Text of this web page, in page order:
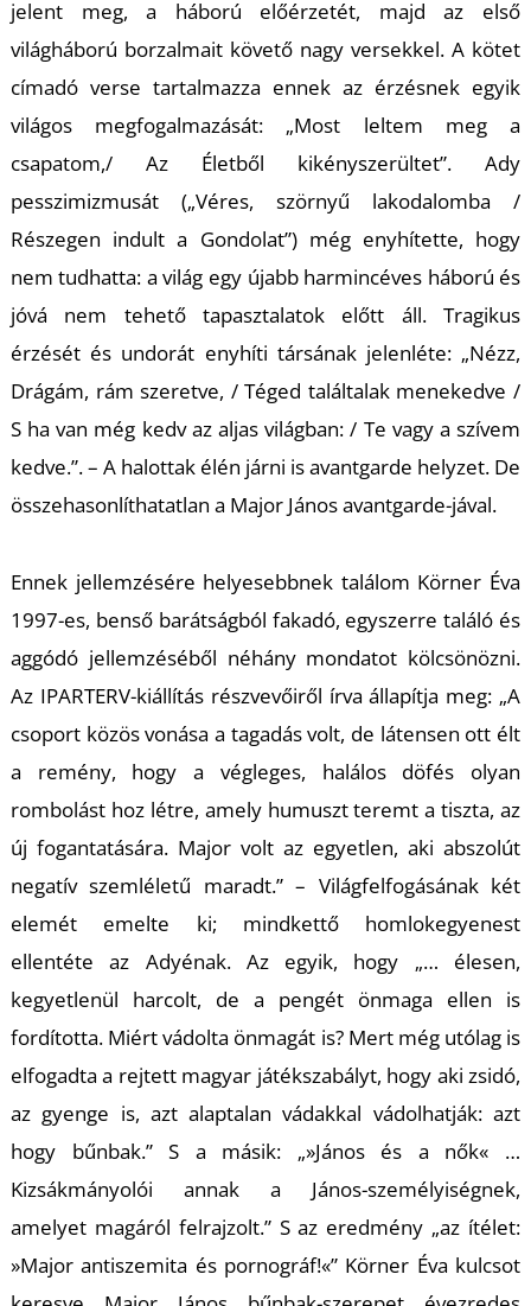
jelent meg, a háború előérzetét, majd az első
világháború borzalmait követő nagy versekkel. A kötet
címadó verse tartalmazza ennek az érzésnek egyik
világos megfogalmazását: „Most leltem meg a
csapatom,/ Az Életből kikényszerültet”. Ady
pesszimizmusát („Véres, szörnyű lakodalomba /
Részegen indult a Gondolat”) még enyhítette, hogy
nem tudhatta: a világ egy újabb harmincéves háború és
jóvá nem tehető tapasztalatok előtt áll. Tragikus
érzését és undorát enyhíti társának jelenléte: „Nézz,
Drágám, rám szeretve, / Téged találtalak menekedve /
S ha van még kedv az aljas világban: / Te vagy a szívem
kedve.”. – A halottak élén járni is avantgarde helyzet. De
összehasonlíthatatlan a Major János avantgarde-jával.
Ennek jellemzésére helyesebbnek találom Körner Éva
1997-es, benső barátságból fakadó, egyszerre találó és
aggódó jellemzéséből néhány mondatot kölcsönözni.
Az IPARTERV-kiállítás részvevőiről írva állapítja meg: „A
csoport közös vonása a tagadás volt, de látensen ott élt
a remény, hogy a végleges, halálos döfés olyan
rombolást hoz létre, amely humuszt teremt a tiszta, az
új fogantatására. Major volt az egyetlen, aki abszolút
negatív szemléletű maradt.” – Világfelfogásának két
elemét emelte ki; mindkettő homlokegyenest
ellentéte az Adyénak. Az egyik, hogy „… élesen,
kegyetlenül harcolt, de a pengét önmaga ellen is
fordította. Miért vádolta önmagát is? Mert még utólag is
elfogadta a rejtett magyar játékszabályt, hogy aki zsidó,
az gyenge is, azt alaptalan vádakkal vádolhatják: azt
hogy bűnbak.” S a másik: „»János és a nők« …
Kizsákmányolói annak a János-személyiségnek,
amelyet magáról felrajzolt.” S az eredmény „az ítélet:
»Major antiszemita és pornográf!«” Körner Éva kulcsot